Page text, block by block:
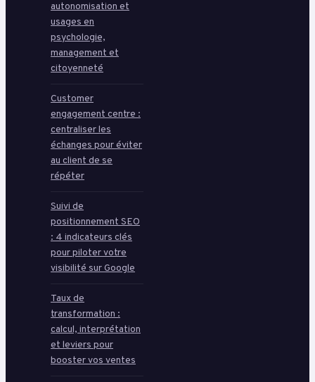
autonomisation et
usages en
psychologie,
management et
citoyenneté
Customer
engagement centre :
centraliser les
échanges pour éviter
au client de se
répéter
Suivi de
positionnement SEO
: 4 indicateurs clés
pour piloter votre
visibilité sur Google
Taux de
transformation :
calcul, interprétation
et leviers pour
booster vos ventes